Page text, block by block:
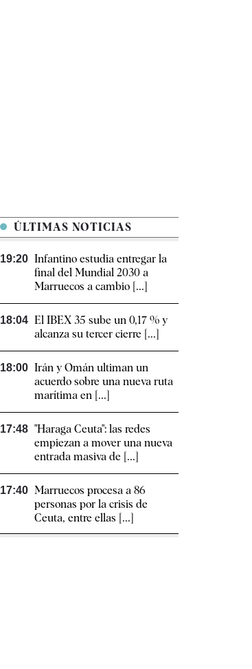
ÚLTIMAS NOTICIAS
19:20 Infantino estudia entregar la
final del Mundial 2030 a
Marruecos a cambio [...]
18:04 El IBEX 35 sube un 0,17 % y
alcanza su tercer cierre [...]
18:00 Irán y Omán ultiman un
acuerdo sobre una nueva ruta
marítima en [...]
17:48 "Haraga Ceuta": las redes
empiezan a mover una nueva
entrada masiva de [...]
17:40 Marruecos procesa a 86
personas por la crisis de
Ceuta, entre ellas [...]